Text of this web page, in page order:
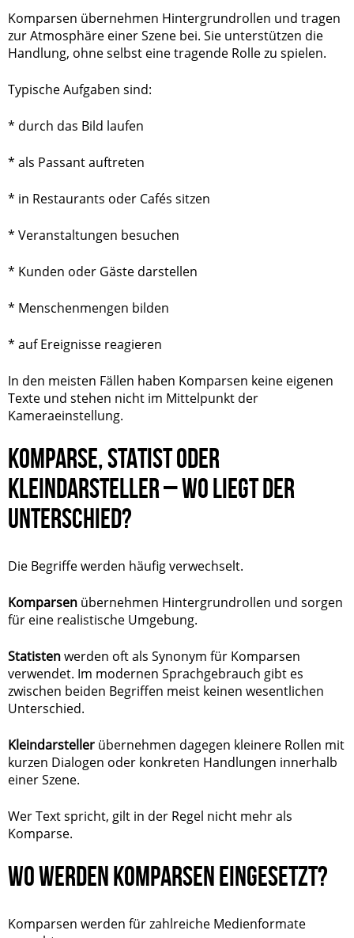
Komparsen übernehmen Hintergrundrollen und tragen
zur Atmosphäre einer Szene bei. Sie unterstützen die
Handlung, ohne selbst eine tragende Rolle zu spielen.
Typische Aufgaben sind:
* durch das Bild laufen
* als Passant auftreten
* in Restaurants oder Cafés sitzen
* Veranstaltungen besuchen
* Kunden oder Gäste darstellen
* Menschenmengen bilden
* auf Ereignisse reagieren
In den meisten Fällen haben Komparsen keine eigenen
Texte und stehen nicht im Mittelpunkt der
Kameraeinstellung.
KOMPARSE, STATIST ODER
KLEINDARSTELLER – WO LIEGT DER
UNTERSCHIED?
Die Begriffe werden häufig verwechselt.
Komparsen übernehmen Hintergrundrollen und sorgen
für eine realistische Umgebung.
Statistenwerden oft als Synonym für Komparsen
verwendet. Im modernen Sprachgebrauch gibt es
zwischen beiden Begriffen meist keinen wesentlichen
Unterschied.
Kleindarsteller übernehmen dagegen kleinere Rollen mit
kurzen Dialogen oder konkreten Handlungen innerhalb
einer Szene.
Wer Text spricht, gilt in der Regel nicht mehr als
Komparse.
WO WERDEN KOMPARSEN EINGESETZT?
Komparsen werden für zahlreiche Medienformate